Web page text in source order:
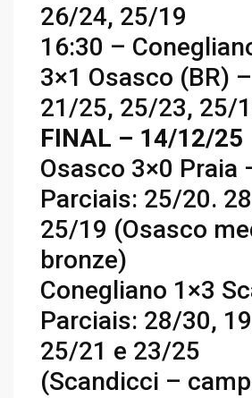
26/24, 25/19
16:30 –
3×1 Osasco (BR)
21/25, 25/23, 25/
FINAL – 14/12/25
Osasco 3×0 Praia
Parciais: 25/20.
25/19 (Osasco
bronze)
Conegliano 1×3
Parciais: 28/30,
25/21 e 23/25
(Scandicci –